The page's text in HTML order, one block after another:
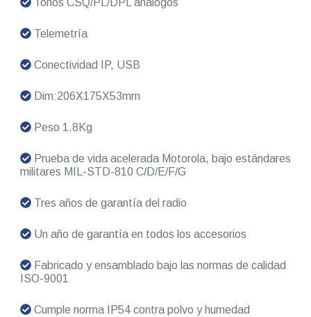
Tonos CSQ/PL/DPL análogos
Telemetría
Conectividad IP, USB
Dim:206X175X53mm
Peso 1.8Kg
Prueba de vida acelerada Motorola, bajo estándares
militares MIL-STD-810 C/D/E/F/G
Tres años de garantía del radio
Un año de garantía en todos los accesorios
Fabricado y ensamblado bajo las normas de calidad
ISO-9001
Cumple norma IP54 contra polvo y humedad